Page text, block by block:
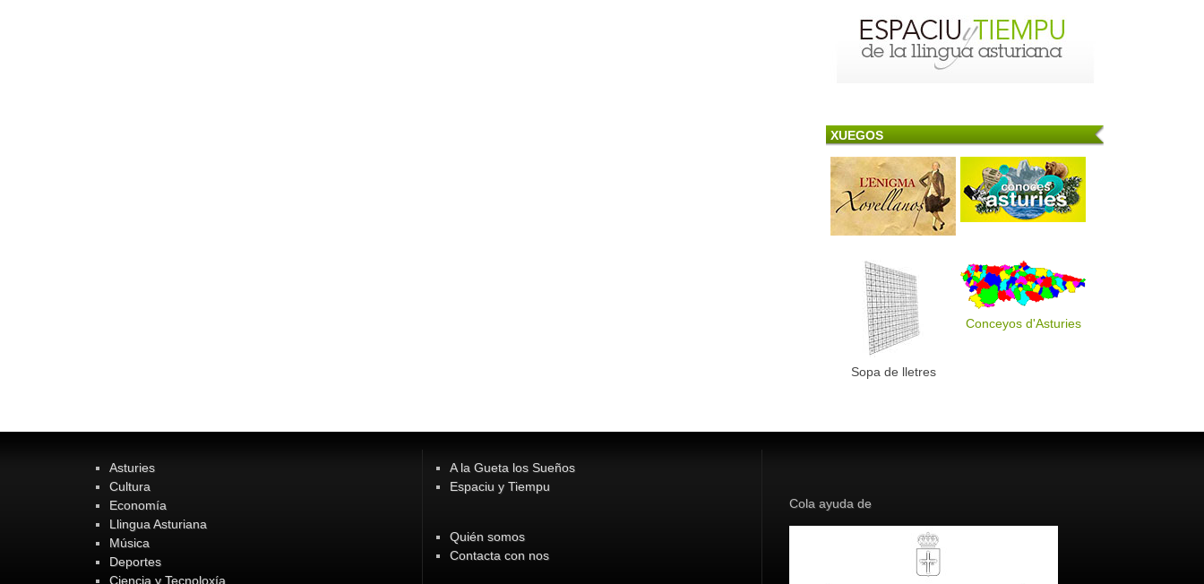
XUEGOS
Sopa de lletres
Conceyos d'Asturies
Asturies
Cultura
Economía
Llingua Asturiana
Música
Deportes
Ciencia y Tecnoloxía
A la Gueta los Sueños
Espaciu y Tiempu
Quién somos
Contacta con nos
Cola ayuda de